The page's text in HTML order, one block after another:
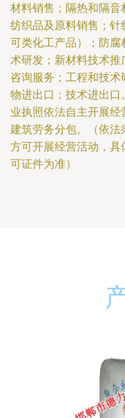
材料销售；隔热和隔
纺织品及原料销售；
可类化工产品）；防
术研发；新材料技术
咨询服务；工程和技
物进出口；技术进出
业执照依法自主开展经
建筑劳务分包。（依
方可开展经营活动，
可证件为准）